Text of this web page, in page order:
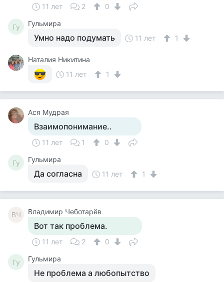
11 лет 2 0
Гу Гульмира
Умно надо подумать 11 лет 1
Наталия Никитина
11 лет
1
Ася Мудрая
Взаимопонимание..
11 лет 1 0
Гу Гульмира
Да согласна 11 лет 1
ВЧ Владимир Чеботарёв
Вот так проблема.
11 лет 2 0
Гу Гульмира
Не проблема а любопытство